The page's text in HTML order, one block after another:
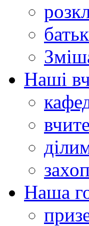
Наші
Наша